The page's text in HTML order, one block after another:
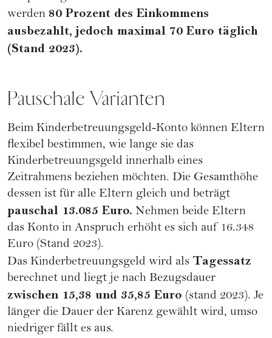
werden 80 Prozent des Einkommens
ausbezahlt, jedoch maximal 70 Euro täglich
(Stand 2023).
Pauschale Varianten
Beim Kinderbetreuungsgeld-Konto können Eltern
flexibel bestimmen, wie lange sie das
Kinderbetreuungsgeld innerhalb eines
Zeitrahmens beziehen möchten. Die Gesamthöhe
dessen ist für alle Eltern gleich und beträgt
pauschal 13.085 Euro. Nehmen beide Eltern
das Konto in Anspruch erhöht es sich auf 16.348
Euro (Stand 2023).
Das Kinderbetreuungsgeld wird als Tagessatz
berechnet und liegt je nach Bezugsdauer
zwischen 15,38 und 35,85 Euro (stand 2023). Je
länger die Dauer der Karenz gewählt wird, umso
niedriger fällt es aus.